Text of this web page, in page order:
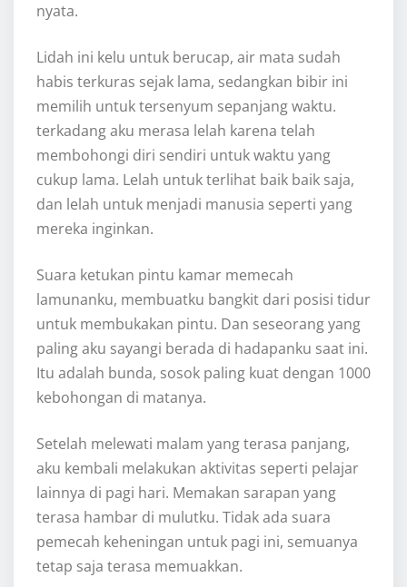
nyata.
Lidah ini kelu untuk berucap, air mata sudah
habis terkuras sejak lama, sedangkan bibir ini
memilih untuk tersenyum sepanjang waktu.
terkadang aku merasa lelah karena telah
membohongi diri sendiri untuk waktu yang
cukup lama. Lelah untuk terlihat baik baik saja,
dan lelah untuk menjadi manusia seperti yang
mereka inginkan.
Suara ketukan pintu kamar memecah
lamunanku, membuatku bangkit dari posisi tidur
untuk membukakan pintu. Dan seseorang yang
paling aku sayangi berada di hadapanku saat ini.
Itu adalah bunda, sosok paling kuat dengan 1000
kebohongan di matanya.
Setelah melewati malam yang terasa panjang,
aku kembali melakukan aktivitas seperti pelajar
lainnya di pagi hari. Memakan sarapan yang
terasa hambar di mulutku. Tidak ada suara
pemecah keheningan untuk pagi ini, semuanya
tetap saja terasa memuakkan.